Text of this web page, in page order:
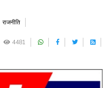
राजनीति
4481